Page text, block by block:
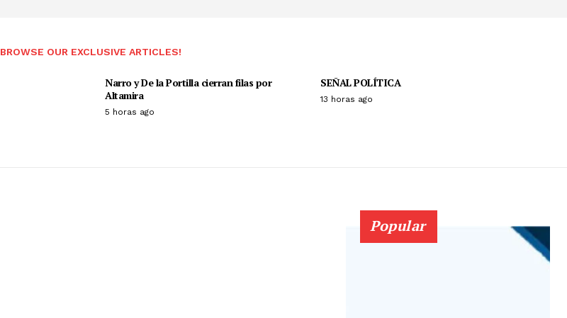
BROWSE OUR EXCLUSIVE ARTICLES!
Narro y De la Portilla cierran filas por
Altamira
5 horas ago
SEÑAL POLÍTICA
13 horas ago
Popular